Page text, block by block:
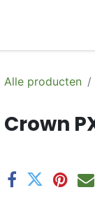
Alle producten
Crown